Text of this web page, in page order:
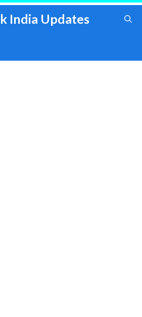
India Updates